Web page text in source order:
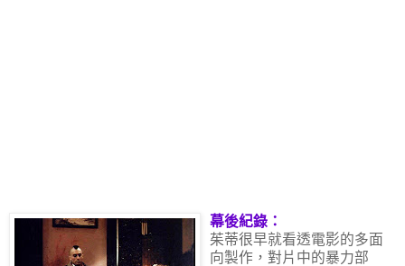
幕後紀錄：
茱蒂很早就看透電影的多面
向製作，對片中的暴力部